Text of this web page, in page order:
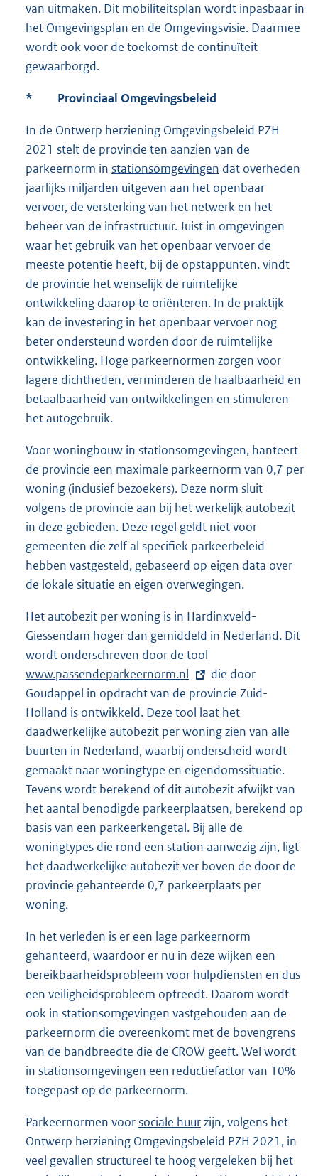
van uitmaken. Dit mobiliteitsplan wordt inpasbaar in
het Omgevingsplan en de Omgevingsvisie. Daarmee
wordt ook voor de toekomst de continuïteit
gewaarborgd.
* Provinciaal Omgevingsbeleid
In de Ontwerp herziening Omgevingsbeleid PZH
2021 stelt de provincie ten aanzien van de
parkeernorm in stationsomgevingen dat overheden
jaarlijks miljarden uitgeven aan het openbaar
vervoer, de versterking van het netwerk en het
beheer van de infrastructuur. Juist in omgevingen
waar het gebruik van het openbaar vervoer de
meeste potentie heeft, bij de opstappunten, vindt
de provincie het wenselijk de ruimtelijke
ontwikkeling daarop te oriënteren. In de praktijk
kan de investering in het openbaar vervoer nog
beter ondersteund worden door de ruimtelijke
ontwikkeling. Hoge parkeernormen zorgen voor
lagere dichtheden, verminderen de haalbaarheid en
betaalbaarheid van ontwikkelingen en stimuleren
het autogebruik.
Voor woningbouw in stationsomgevingen, hanteert
de provincie een maximale parkeernorm van 0,7 per
woning (inclusief bezoekers). Deze norm sluit
volgens de provincie aan bij het werkelijk autobezit
in deze gebieden. Deze regel geldt niet voor
gemeenten die zelf al specifiek parkeerbeleid
hebben vastgesteld, gebaseerd op eigen data over
de lokale situatie en eigen overwegingen.
Het autobezit per woning is in Hardinxveld-
Giessendam hoger dan gemiddeld in Nederland. Dit
wordt onderschreven door de tool
x
t
e
r
n
e
l
i
n
k
:
www.passendeparkeernorm.nl
die door
Goudappel in opdracht van de provincie Zuid-
Holland is ontwikkeld. Deze tool laat het
daadwerkelijke autobezit per woning zien van alle
buurten in Nederland, waarbij onderscheid wordt
gemaakt naar woningtype en eigendomssituatie.
Tevens wordt berekend of dit autobezit afwijkt van
het aantal benodigde parkeerplaatsen, berekend op
basis van een parkeerkengetal. Bij alle de
woningtypes die rond een station aanwezig zijn, ligt
het daadwerkelijke autobezit ver boven de door de
provincie gehanteerde 0,7 parkeerplaats per
woning.
In het verleden is er een lage parkeernorm
gehanteerd, waardoor er nu in deze wijken een
bereikbaarheidsprobleem voor hulpdiensten en dus
een veiligheidsprobleem optreedt. Daarom wordt
ook in stationsomgevingen vastgehouden aan de
parkeernorm die overeenkomt met de bovengrens
van de bandbreedte die de CROW geeft. Wel wordt
in stationsomgevingen een reductiefactor van 10%
toegepast op de parkeernorm.
Parkeernormen voorsociale huurzijn, volgens het
Ontwerp herziening Omgevingsbeleid PZH 2021, in
veel gevallen structureel te hoog vergeleken bij het